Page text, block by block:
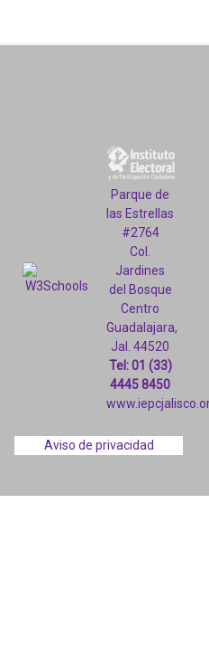
Parque de
las Estrellas
#2764
Col.
Jardines
del Bosque
Centro
Guadalajara,
Jal. 44520
Tel: 01 (33)
4445 8450
Aviso de privacidad